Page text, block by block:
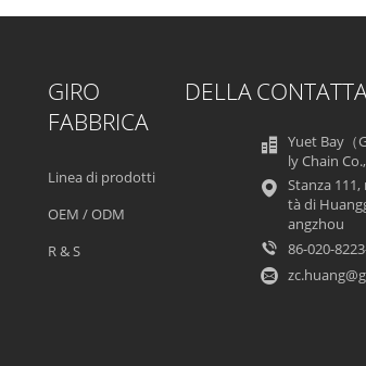
GIRO DELLA
FABBRICA
Linea di prodotti
OEM / ODM
R & S
Yuet Bay（
ly Chain
Stanza
tà di
angzhou
86-020-